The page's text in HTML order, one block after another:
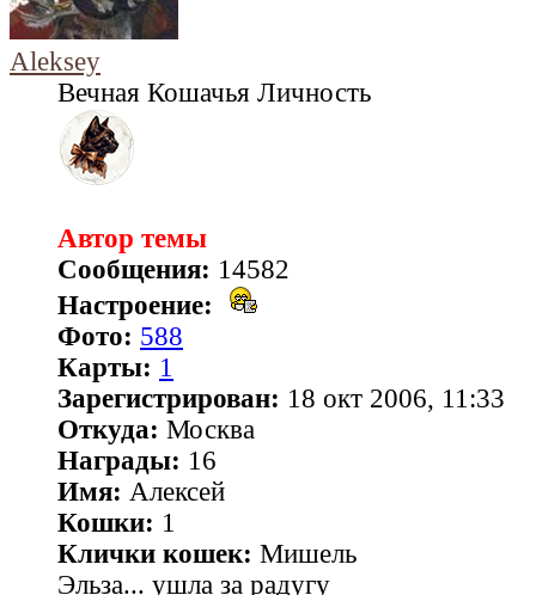
Aleksey
Вечная Кошачья Личность
Автор темы
Сообщения: 14582
Настроение:
Фото: 588
Карты: 1
Зарегистрирован: 18 окт 2006, 11:33
Откуда: Москва
Награды: 16
Имя: Алексей
Кошки: 1
Клички кошек: Мишель
Эльза... ушла за радугу